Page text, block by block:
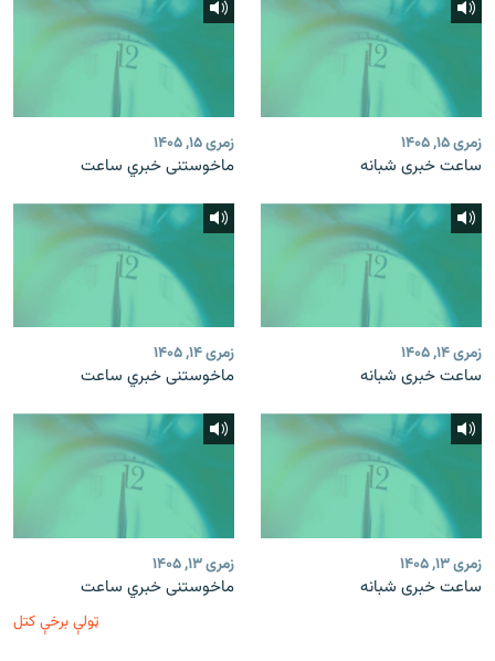
زمری ۱۵, ۱۴۰۵
ساعت خبری شبانه
زمری ۱۵, ۱۴۰۵
ماخوستنی خبري ساعت
زمری ۱۴, ۱۴۰۵
ساعت خبری شبانه
زمری ۱۴, ۱۴۰۵
ماخوستنی خبري ساعت
زمری ۱۳, ۱۴۰۵
ساعت خبری شبانه
زمری ۱۳, ۱۴۰۵
ماخوستنی خبري ساعت
ټولې برخې کتل